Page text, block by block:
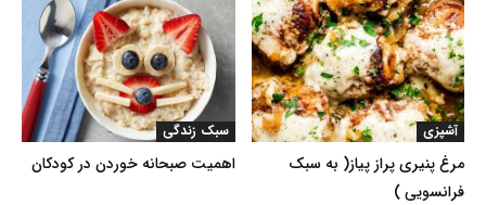
سبک زندگی
اهمیت صبحانه خوردن در کودکان
آشپزی
مرغ پنیری پراز پیاز( به سبک
فرانسویی )